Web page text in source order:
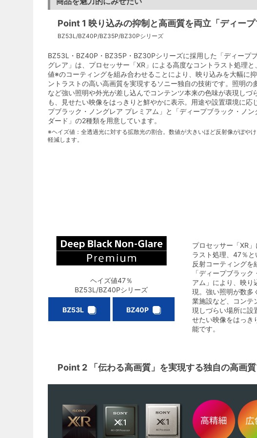
Point 1 映り込みの抑制と高画質を両立「ディープ
BZ53L/BZ40P/BZ35P/BZ30Pシリーズ
BZ53L・BZ40P・BZ35P・BZ30Pシリーズに採用した「ディープ
グレア」は、プロセッサー「XR」による高度なコントラスト処理と
値※のコーティングを組み合わせることにより、映り込みを大幅に
ントラストの高い高画質を実現するソニー独自の技術です。照明の
など強い照明や外光が差し込んでコンテンツ本来の色味が表現しづ
も、見せたい映像をはっきりと鮮やかに表示。用途や設置環境に応
プブラック・ノングレア プレミアム」と「ディープブラック・ノン
ダード」の2種類を用意しています。
※ヘイズ値：全透過光に対する拡散光の割合。数値が大きいほど反射像がぼや
軽減します。
ヘイズ値47％
BZ53L/BZ40Pシリーズ
BZ53L BZ40P
プロセッサー「XR
ラスト処理、47％
反射コーティングを
「ディープブラッ
アム」により、映り
現。強い照明が数多
業施設など、コンテ
現しづらい場所に設
せたい映像をはっき
能です。
Point 2 「伝わる高画質」を実現する独自の高画